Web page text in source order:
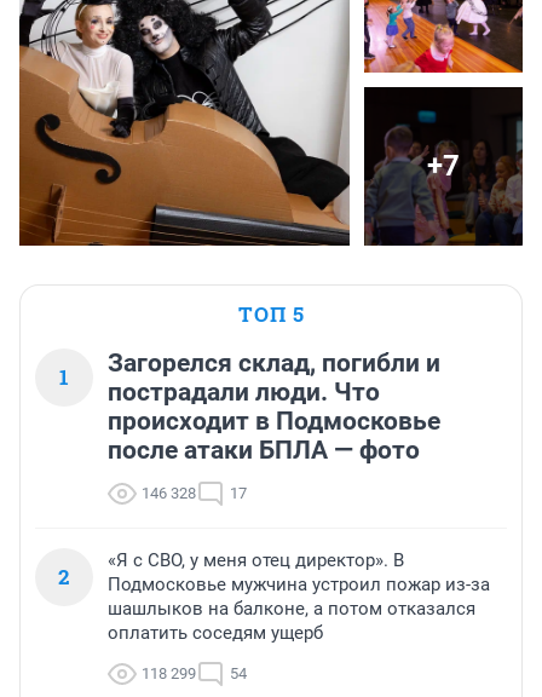
+7
ТОП 5
1
Загорелся склад, погибли и
пострадали люди. Что
происходит в Подмосковье
после атаки БПЛА — фото
146 328 17
2
«Я с СВО, у меня отец директор». В
Подмосковье мужчина устроил пожар из-за
шашлыков на балконе, а потом отказался
оплатить соседям ущерб
118 299 54